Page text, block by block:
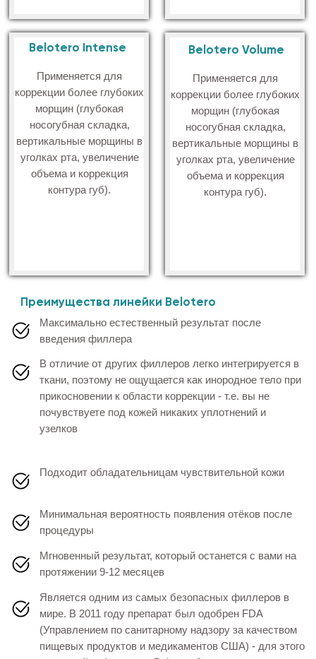
Мгновенный результат, который останется с вами на
Минимальная вероятность появления отёков после
процедуры
Подходит обладательницам чувствительной кожи
прикосновении к области коррекции - т.е. вы не
почувствуете под кожей никаких уплотнений и
узелков
Является одним из самых безопасных филлеров в
мире. В 2011 году препарат был одобрен FDA
(Управлением по санитарному надзору за качеством